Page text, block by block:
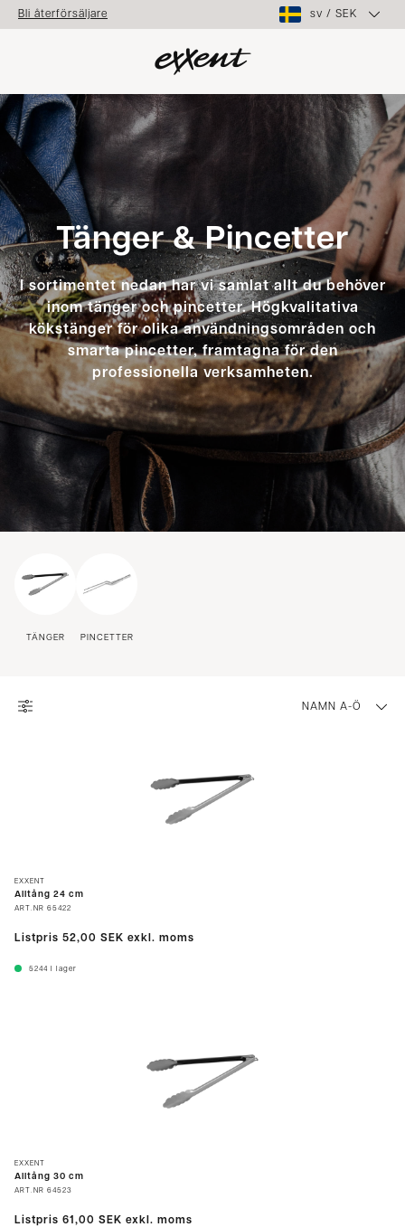
Bli återförsäljare sv / SEK
Tänger & Pincetter
I sortimentet nedan har vi samlat allt du behöver
inom tänger och pincetter. Högkvalitativa
kökstänger för olika användningsområden och
smarta pincetter, framtagna för den
professionella verksamheten.
TÄNGER PINCETTER
NAMN A-Ö
EXXENT
Alltång 24 cm
ART.NR 65422
Listpris 52,00 SEK exkl. moms
5244 I lager
EXXENT
Alltång 30 cm
ART.NR 64523
Listpris 61,00 SEK exkl. moms